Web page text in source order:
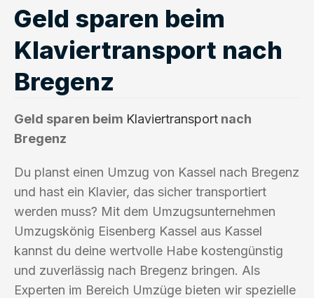
Geld sparen beim
Klaviertransport nach
Bregenz
Geld sparen beim Klaviertransport nach
Bregenz
Du planst einen Umzug von Kassel nach Bregenz
und hast ein Klavier, das sicher transportiert
werden muss? Mit dem Umzugsunternehmen
Umzugskönig Eisenberg Kassel aus Kassel
kannst du deine wertvolle Habe kostengünstig
und zuverlässig nach Bregenz bringen. Als
Experten im Bereich Umzüge bieten wir spezielle